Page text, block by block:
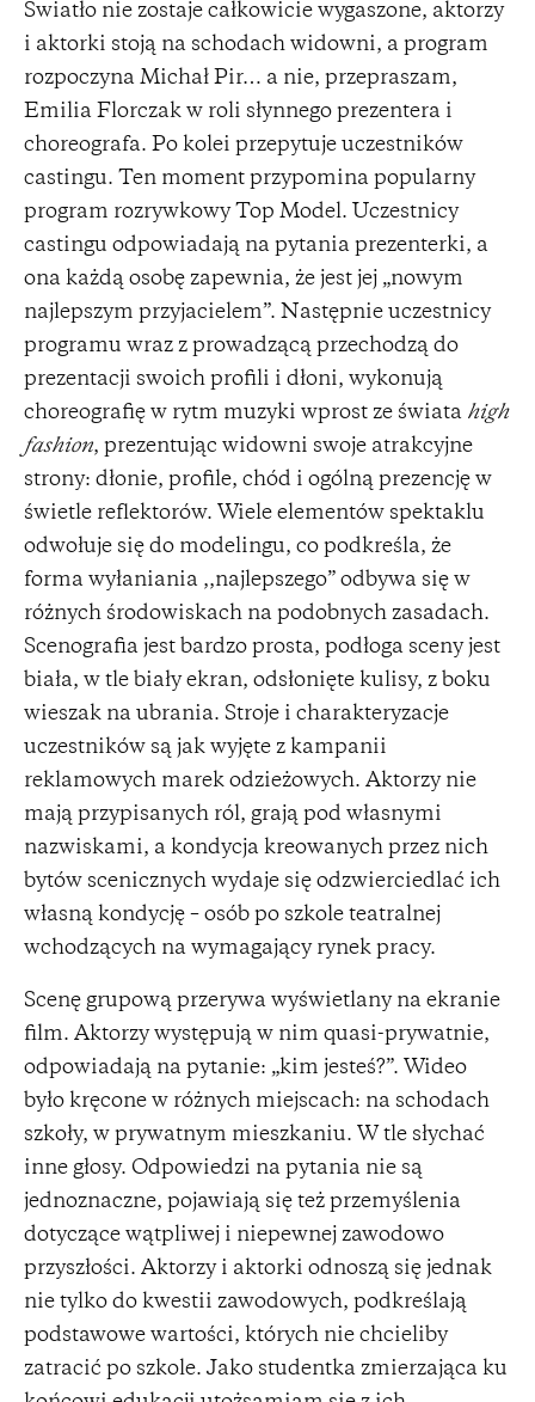
Światło nie zostaje całkowicie wygaszone, aktorzy
i aktorki stoją na schodach widowni, a program
rozpoczyna Michał Pir… a nie, przepraszam,
Emilia Florczak w roli słynnego prezentera i
choreografa. Po kolei przepytuje uczestników
castingu. Ten moment przypomina popularny
program rozrywkowy Top Model. Uczestnicy
castingu odpowiadają na pytania prezenterki, a
ona każdą osobę zapewnia, że jest jej „nowym
najlepszym przyjacielem”. Następnie uczestnicy
programu wraz z prowadzącą przechodzą do
prezentacji swoich profili i dłoni, wykonują
choreografię w rytm muzyki wprost ze świata high
fashion, prezentując widowni swoje atrakcyjne
strony: dłonie, profile, chód i ogólną prezencję w
świetle reflektorów. Wiele elementów spektaklu
odwołuje się do modelingu, co podkreśla, że
forma wyłaniania ,,najlepszego” odbywa się w
różnych środowiskach na podobnych zasadach.
Scenografia jest bardzo prosta, podłoga sceny jest
biała, w tle biały ekran, odsłonięte kulisy, z boku
wieszak na ubrania. Stroje i charakteryzacje
uczestników są jak wyjęte z kampanii
reklamowych marek odzieżowych. Aktorzy nie
mają przypisanych ról, grają pod własnymi
nazwiskami, a kondycja kreowanych przez nich
bytów scenicznych wydaje się odzwierciedlać ich
własną kondycję – osób po szkole teatralnej
wchodzących na wymagający rynek pracy.
Scenę grupową przerywa wyświetlany na ekranie
film. Aktorzy występują w nim quasi-prywatnie,
odpowiadają na pytanie: „kim jesteś?”. Wideo
było kręcone w różnych miejscach: na schodach
szkoły, w prywatnym mieszkaniu. W tle słychać
inne głosy. Odpowiedzi na pytania nie są
jednoznaczne, pojawiają się też przemyślenia
dotyczące wątpliwej i niepewnej zawodowo
przyszłości. Aktorzy i aktorki odnoszą się jednak
nie tylko do kwestii zawodowych, podkreślają
podstawowe wartości, których nie chcieliby
zatracić po szkole. Jako studentka zmierzająca ku